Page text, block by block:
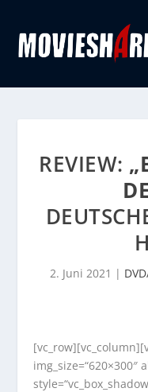
REVIEW:
2. Juni 2021 |
img_size=“620×300″